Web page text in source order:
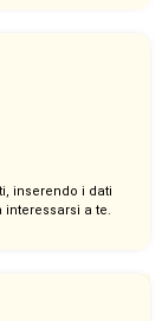
inserendo i dati
a te.